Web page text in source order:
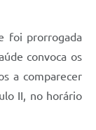
foi prorrogada
convoca os
a comparecer
II, no horário